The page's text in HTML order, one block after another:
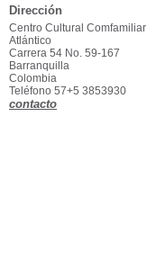
Dirección
Centro Cultural Comfamiliar
Atlántico
Carrera 54 No. 59-167
Barranquilla
Colombia
Teléfono 57+5 3853930
contacto